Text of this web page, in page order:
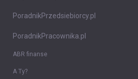
PoradnikPrzedsiebiorcy.pl
PoradnikPracownika.pl
ABR finanse
A Ty?